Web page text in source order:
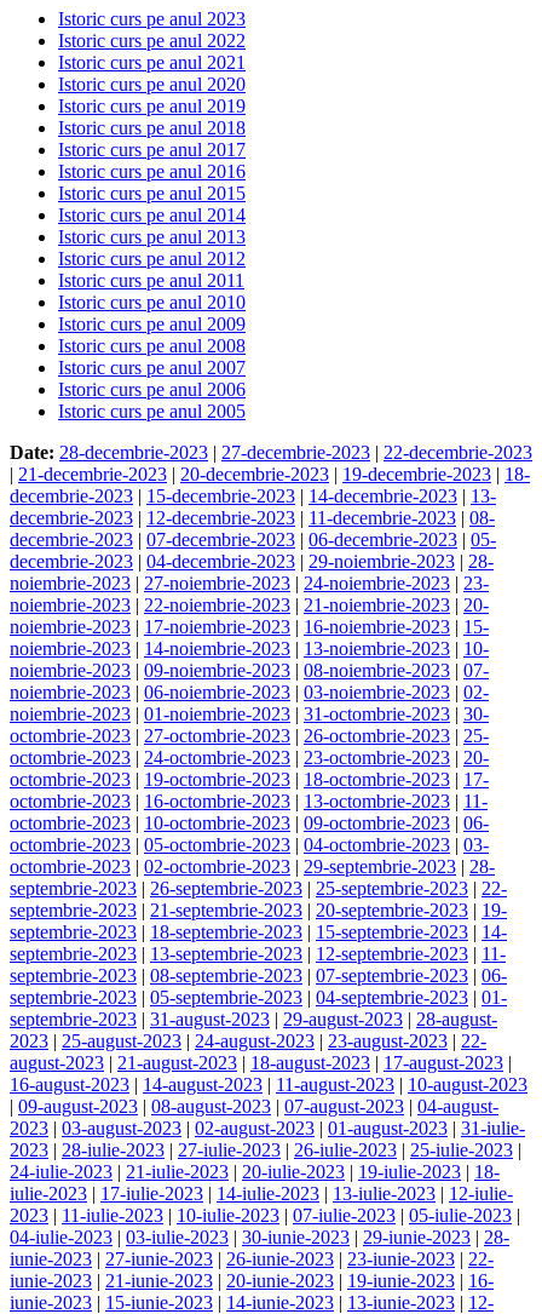
Istoric curs pe anul 2023
Istoric curs pe anul 2022
Istoric curs pe anul 2021
Istoric curs pe anul 2020
Istoric curs pe anul 2019
Istoric curs pe anul 2018
Istoric curs pe anul 2017
Istoric curs pe anul 2016
Istoric curs pe anul 2015
Istoric curs pe anul 2014
Istoric curs pe anul 2013
Istoric curs pe anul 2012
Istoric curs pe anul 2011
Istoric curs pe anul 2010
Istoric curs pe anul 2009
Istoric curs pe anul 2008
Istoric curs pe anul 2007
Istoric curs pe anul 2006
Istoric curs pe anul 2005
Date: 28-decembrie-2023 | 27-decembrie-2023 | 22-decembrie-2023
| 21-decembrie-2023 | 20-decembrie-2023 | 19-decembrie-2023 | 18-
decembrie-2023 | 15-decembrie-2023 | 14-decembrie-2023 | 13-
decembrie-2023 | 12-decembrie-2023 | 11-decembrie-2023 | 08-
decembrie-2023 | 07-decembrie-2023 | 06-decembrie-2023 | 05-
decembrie-2023 | 04-decembrie-2023 | 29-noiembrie-2023 | 28-
noiembrie-2023 | 27-noiembrie-2023 | 24-noiembrie-2023 | 23-
noiembrie-2023 | 22-noiembrie-2023 | 21-noiembrie-2023 | 20-
noiembrie-2023 | 17-noiembrie-2023 | 16-noiembrie-2023 | 15-
noiembrie-2023 | 14-noiembrie-2023 | 13-noiembrie-2023 | 10-
noiembrie-2023 | 09-noiembrie-2023 | 08-noiembrie-2023 | 07-
noiembrie-2023 | 06-noiembrie-2023 | 03-noiembrie-2023 | 02-
noiembrie-2023 | 01-noiembrie-2023 | 31-octombrie-2023 | 30-
octombrie-2023 | 27-octombrie-2023 | 26-octombrie-2023 | 25-
octombrie-2023 | 24-octombrie-2023 | 23-octombrie-2023 | 20-
octombrie-2023 | 19-octombrie-2023 | 18-octombrie-2023 | 17-
octombrie-2023 | 16-octombrie-2023 | 13-octombrie-2023 | 11-
octombrie-2023 | 10-octombrie-2023 | 09-octombrie-2023 | 06-
octombrie-2023 | 05-octombrie-2023 | 04-octombrie-2023 | 03-
octombrie-2023 | 02-octombrie-2023 | 29-septembrie-2023 | 28-
septembrie-2023 | 26-septembrie-2023 | 25-septembrie-2023 | 22-
septembrie-2023 | 21-septembrie-2023 | 20-septembrie-2023 | 19-
septembrie-2023 | 18-septembrie-2023 | 15-septembrie-2023 | 14-
septembrie-2023 | 13-septembrie-2023 | 12-septembrie-2023 | 11-
septembrie-2023 | 08-septembrie-2023 | 07-septembrie-2023 | 06-
septembrie-2023 | 05-septembrie-2023 | 04-septembrie-2023 | 01-
septembrie-2023 | 31-august-2023 | 29-august-2023 | 28-august-
2023 | 25-august-2023 | 24-august-2023 | 23-august-2023 | 22-
august-2023 | 21-august-2023 | 18-august-2023 | 17-august-2023 |
16-august-2023 | 14-august-2023 | 11-august-2023 | 10-august-2023
| 09-august-2023 | 08-august-2023 | 07-august-2023 | 04-august-
2023 | 03-august-2023 | 02-august-2023 | 01-august-2023 | 31-iulie-
2023 | 28-iulie-2023 | 27-iulie-2023 | 26-iulie-2023 | 25-iulie-2023 |
24-iulie-2023 | 21-iulie-2023 | 20-iulie-2023 | 19-iulie-2023 | 18-
iulie-2023 | 17-iulie-2023 | 14-iulie-2023 | 13-iulie-2023 | 12-iulie-
2023 | 11-iulie-2023 | 10-iulie-2023 | 07-iulie-2023 | 05-iulie-2023 |
04-iulie-2023 | 03-iulie-2023 | 30-iunie-2023 | 29-iunie-2023 | 28-
iunie-2023 | 27-iunie-2023 | 26-iunie-2023 | 23-iunie-2023 | 22-
iunie-2023 | 21-iunie-2023 | 20-iunie-2023 | 19-iunie-2023 | 16-
iunie-2023 | 15-iunie-2023 | 14-iunie-2023 | 13-iunie-2023 | 12-